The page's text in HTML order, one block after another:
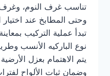
تناسب غرف النوم، وغرف
وحتى المطابخ عند اختيار
تبدأ عملية التركيب
نوع الباركيه الأنسب
يتم الاهتمام بعزل
وضمان ثبات الألواح